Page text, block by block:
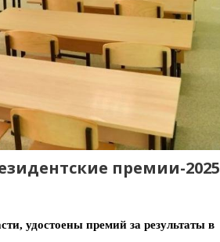
премии-2025
удостоены премий за результаты в